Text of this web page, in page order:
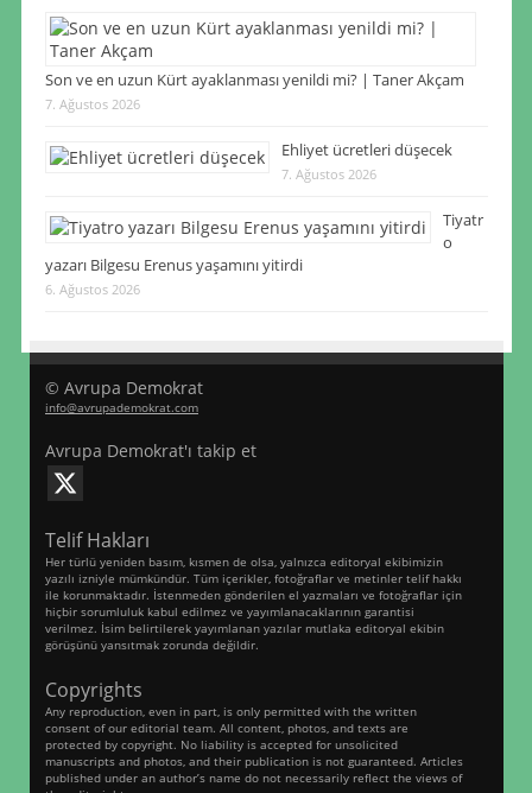
Son ve en uzun Kürt ayaklanması yenildi mi? | Taner Akçam
7. Ağustos 2026
Ehliyet ücretleri düşecek
7. Ağustos 2026
Tiyatr
o
yazarı Bilgesu Erenus yaşamını yitirdi
6. Ağustos 2026
© Avrupa Demokrat
info@avrupademokrat.com
Avrupa Demokrat'ı takip et
Telif Hakları
Her türlü yeniden basım, kısmen de olsa, yalnızca editoryal ekibimizin
yazılı izniyle mümkündür. Tüm içerikler, fotoğraflar ve metinler telif hakkı
ile korunmaktadır. İstenmeden gönderilen el yazmaları ve fotoğraflar için
hiçbir sorumluluk kabul edilmez ve yayımlanacaklarının garantisi
verilmez. İsim belirtilerek yayımlanan yazılar mutlaka editoryal ekibin
görüşünü yansıtmak zorunda değildir.
Copyrights
Any reproduction, even in part, is only permitted with the written
consent of our editorial team. All content, photos, and texts are
protected by copyright. No liability is accepted for unsolicited
manuscripts and photos, and their publication is not guaranteed. Articles
published under an author’s name do not necessarily reflect the views of